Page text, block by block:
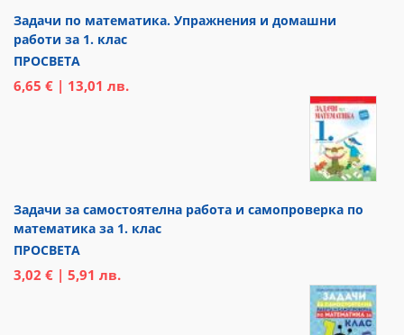
Задачи по математика. Упражнения и домашни
работи за 1. клас
ПРОСВЕТА
6,65 € | 13,01 лв.
Задачи за самостоятелна работа и самопроверка по
математика за 1. клас
ПРОСВЕТА
3,02 € | 5,91 лв.